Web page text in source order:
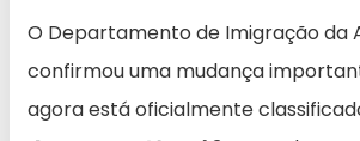
O Departamento de Imigração da
confirmou uma mudança
agora está oficialmente